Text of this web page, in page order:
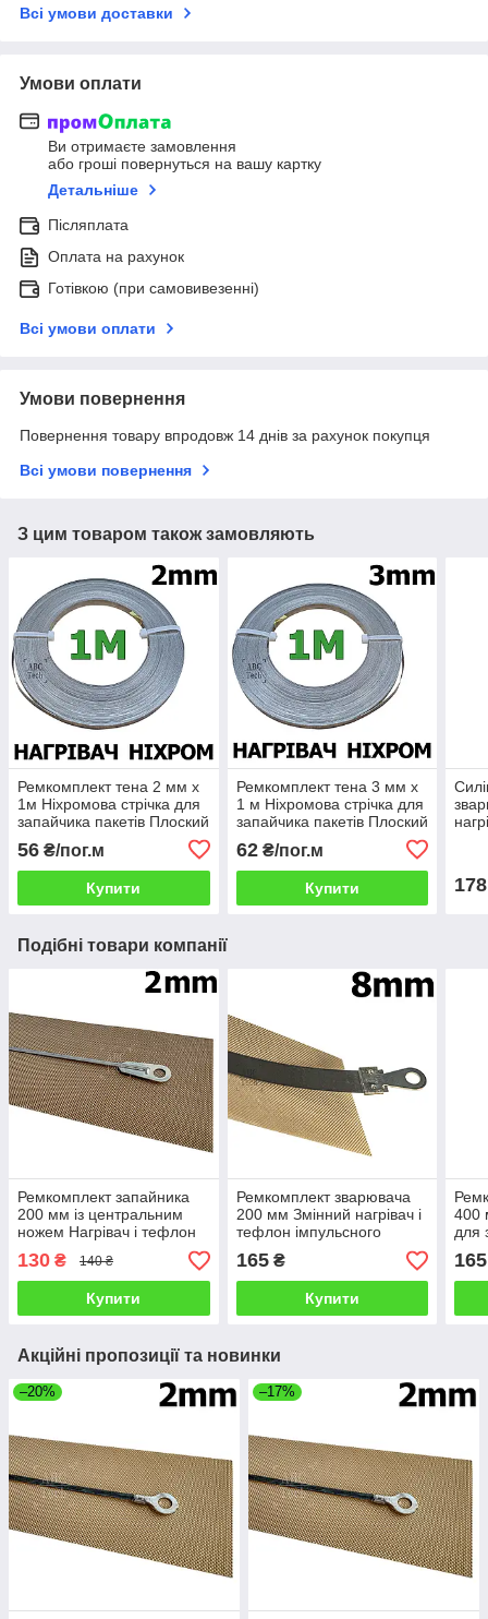
Всі умови доставки
Умови оплати
Ви отримаєте замовлення
або гроші повернуться на вашу картку
Детальніше
Післяплата
Оплата на рахунок
Готівкою (при самовивезенні)
Всі умови оплати
Умови повернення
Повернення товару впродовж 14 днів за рахунок покупця
Всі умови повернення
З цим товаром також замовляють
Ремкомплект тена 2 мм х
1м Ніхромова стрічка для
запайчика пакетів Плоский
нікельхром Шина плоска
ніхром х20н80
56 ₴/пог.м
Купити
Ремкомплект тена 3 мм х
1 м Ніхромова стрічка для
запайчика пакетів Плоский
нікельхром Шина плоска
ніхром х20н80
62₴/пог.м
Купити 178
Подібні товари компанії
Ремкомплект запайника
200 мм із центральним
ножем Нагрівач і тефлон
на запайник FS-200M Шов
2 мм
130 ₴ 140 ₴
Купити
Ремкомплект зварювача
200 мм Змінний нагрівач і
тефлон імпульсного
запайника FS-200 В Шов 8
мм
165₴
Купити
400
для
400
мм
165
Акційні пропозиції та новинки
–20% –17%